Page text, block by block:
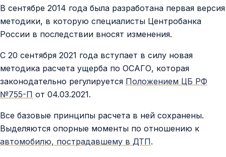
В сентябре 2014 года была разработана первая версия
методики, в которую специалисты Центробанка
России в последствии вносят изменения.
С 20 сентября 2021 года вступает в силу новая
методика расчета ущерба по ОСАГО, которая
законодательно регулируется Положением ЦБ РФ
№755-П от 04.03.2021.
Все базовые принципы расчета в ней сохранены.
Выделяются опорные моменты по отношению к
автомобилю, пострадавшему в ДТП.